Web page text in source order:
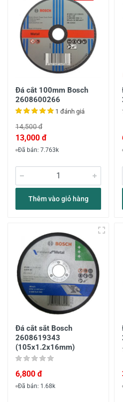
Đá cắt 100mm Bosch
2608600266
1 đánh giá
14,500 đ
13,000 đ
Đã bán: 7.763k
Thêm vào giỏ hàng
Đá cắt sắt Bosch
2608619343
(105x1.2x16mm)
6,800 đ
Đã bán: 1.68k